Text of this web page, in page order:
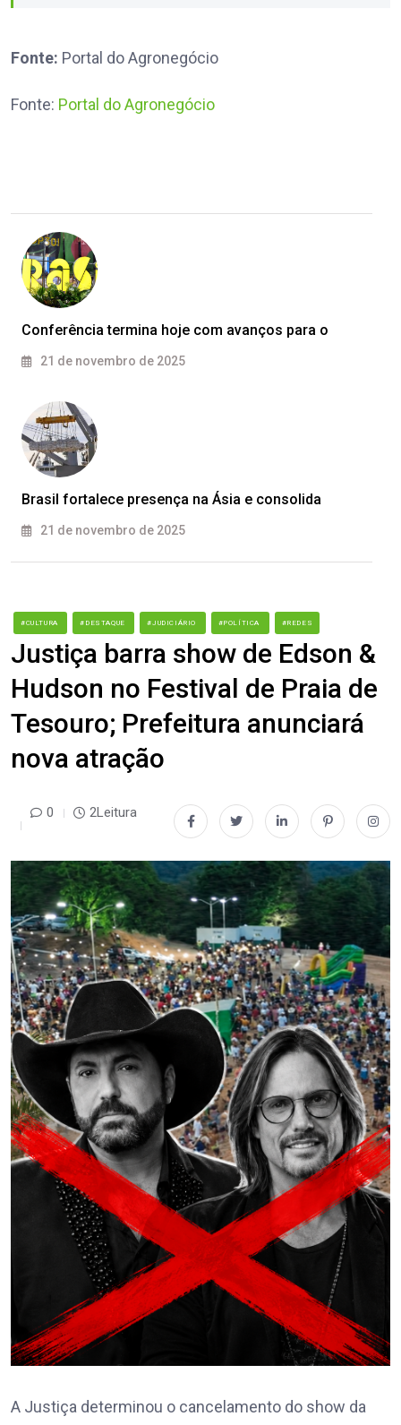
Fonte: Portal do Agronegócio
Fonte: Portal do Agronegócio
Conferência termina hoje com avanços para o
21 de novembro de 2025
Brasil fortalece presença na Ásia e consolida
21 de novembro de 2025
#CULTURA #DESTAQUE #JUDICIÁRIO #POLÍTICA #REDES
Justiça barra show de Edson &
Hudson no Festival de Praia de
Tesouro; Prefeitura anunciará
nova atração
0 2Leitura
A Justiça determinou o cancelamento do show da